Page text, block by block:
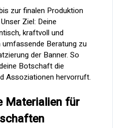
zur finalen Produktion
Ziel: Deine
kraftvoll und
umfassende Beratung zu
der Banner. So
Botschaft die
Assoziationen hervorruft.
Materialien für